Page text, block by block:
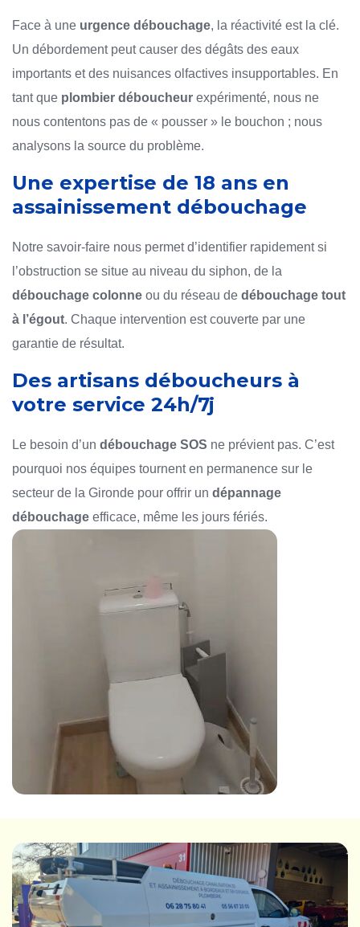
Face à une urgence débouchage, la réactivité est la clé.
Un débordement peut causer des dégâts des eaux
importants et des nuisances olfactives insupportables. En
tant que plombier déboucheur expérimenté, nous ne
nous contentons pas de « pousser » le bouchon ; nous
analysons la source du problème.
Une expertise de 18 ans en
assainissement débouchage
Notre savoir-faire nous permet d’identifier rapidement si
l’obstruction se situe au niveau du siphon, de la
débouchage colonne ou du réseau de débouchage tout
à l’égout. Chaque intervention est couverte par une
garantie de résultat.
Des artisans déboucheurs à
votre service 24h/7j
Le besoin d’un débouchage SOS ne prévient pas. C’est
pourquoi nos équipes tournent en permanence sur le
secteur de la Gironde pour offrir un dépannage
débouchage efficace, même les jours fériés.